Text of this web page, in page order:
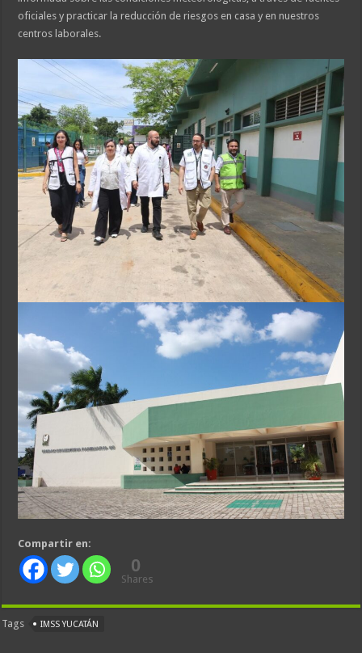
oficiales y practicar la reducción de riesgos en casa y en nuestros
centros laborales.
Compartir en:
0
Shares
Tags IMSS YUCATÁN